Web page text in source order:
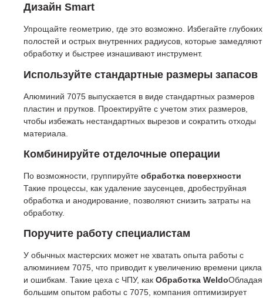
Дизайн Smart
Упрощайте геометрию, где это возможно. Избегайте глубоких
полостей и острых внутренних радиусов, которые замедляют
обработку и быстрее изнашивают инструмент.
Используйте стандартные размеры запасов
Алюминий 7075 выпускается в виде стандартных размеров
пластин и прутков. Проектируйте с учетом этих размеров,
чтобы избежать нестандартных вырезов и сократить отходы
материала.
Комбинируйте отделочные операции
По возможности, группируйте обработка поверхности
Такие процессы, как удаление заусенцев, дробеструйная
обработка и анодирование, позволяют снизить затраты на
обработку.
Поручите работу специалистам
У обычных мастерских может не хватать опыта работы с
алюминием 7075, что приводит к увеличению времени цикла
и ошибкам. Такие цеха с ЧПУ, как Обработка WeldoОбладая
большим опытом работы с 7075, компания оптимизирует